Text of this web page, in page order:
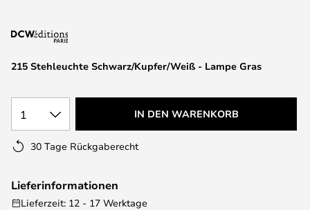
215 Stehleuchte Schwarz/Kupfer/Weiß - Lampe Gras
1 IN DEN WARENKORB
30 Tage Rückgaberecht
Lieferinformationen
Lieferzeit: 12 - 17 Werktage